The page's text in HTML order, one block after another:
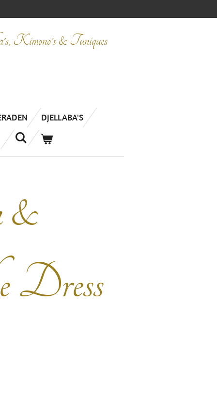
Kimono's & Tuniques
DJELLABA'S
&